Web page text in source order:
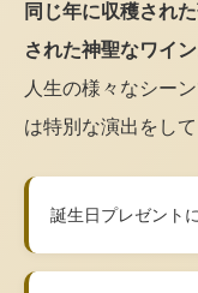
同じ年に収穫され
された神聖なワイン
人生の様々なシー
は特別な演出をして
誕生日プレゼントに